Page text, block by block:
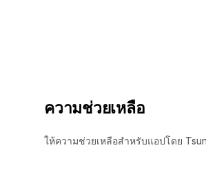
ความช่วยเหลือ
ให้ความช่วยเหลือสำหรับแอปโดย